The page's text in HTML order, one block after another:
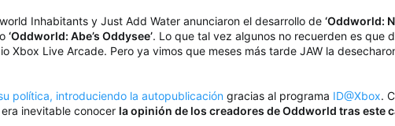
Inhabitants y Just Add Water anunciaron el desarrollo de ‘Oddworld:
‘Oddworld: Abe’s Oddysee’. Lo que tal vez algunos no recuerden es que
Xbox Live Arcade. Pero ya vimos que meses más tarde JAW la
política, introduciendo la autopublicación gracias al programa ID@Xbox.
inevitable conocer la opinión de los creadores de Oddworld tras este